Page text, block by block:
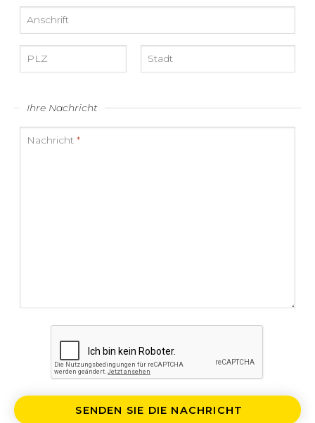
Anschrift
PLZ Stadt
Ihre Nachricht
Nachricht *
SENDEN SIE DIE NACHRICHT